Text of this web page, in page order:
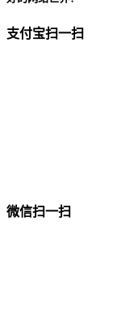
支付宝扫一扫
微信扫一扫